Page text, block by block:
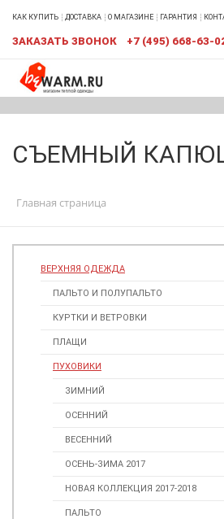
КАК КУПИТЬ ДОСТАВКА О МАГАЗИНЕ ГАРАНТИЯ
ЗАКАЗАТЬ ЗВОНОК +7 (495) 668-63-
СЪЕМНЫЙ
Главная страница
ВЕРХНЯЯ ОДЕЖДА
ПАЛЬТО И ПОЛУПАЛЬТО
КУРТКИ И ВЕТРОВКИ
ПЛАЩИ
ПУХОВИКИ
ЗИМНИЙ
ОСЕННИЙ
ВЕСЕННИЙ
ОСЕНЬ-ЗИМА 2017
НОВАЯ КОЛЛЕКЦИЯ 2017-2018
ПАЛЬТО